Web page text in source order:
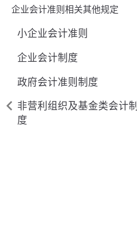
企业会计准则相关其他规定
小企业会计准则
企业会计制度
政府会计准则制度
非营利组织及基金类会计制
度